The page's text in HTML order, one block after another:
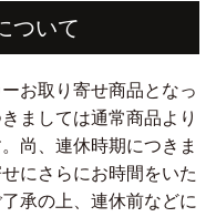
ついて
お取り寄せ商品となっ
ましては通常商品より
尚、連休時期につきま
にさらにお時間をいた
承の上、連休前などに